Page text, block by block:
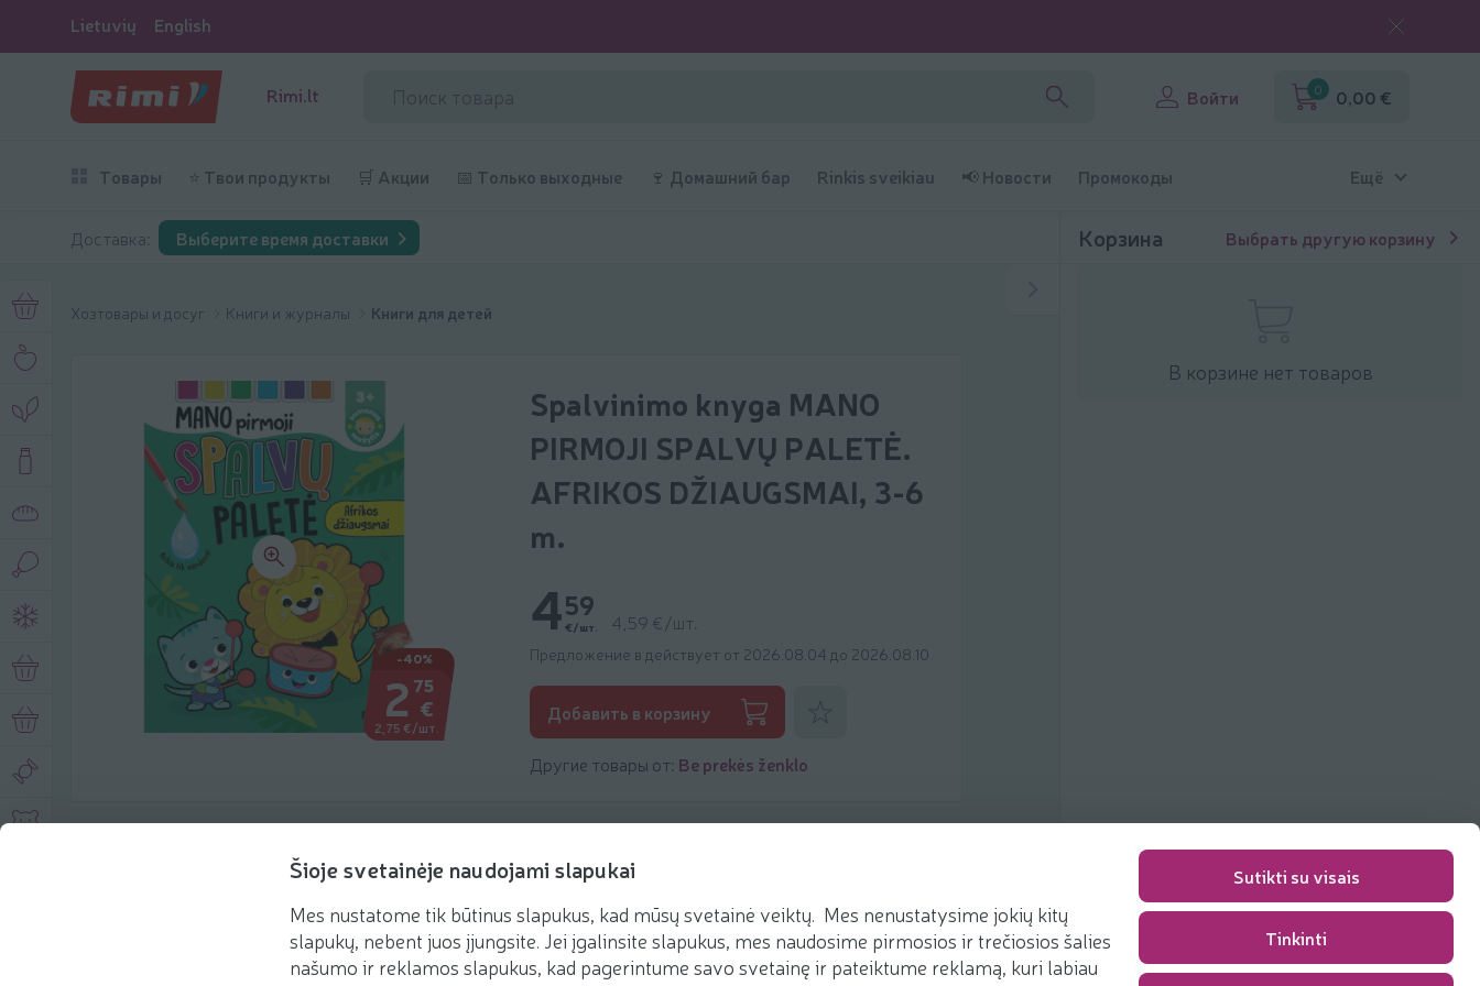
Šioje svetainėje naudojami slapukai
Mes nustatome tik būtinus slapukus, kad mūsų svetainė veiktų. Mes nenustatysime jokių kitų
slapukų, nebent juos įjungsite. Jei įgalinsite slapukus, mes naudosime pirmosios ir trečiosios šalies
našumo ir reklamos slapukus, kad pagerintume savo svetainę ir pateiktume reklamą, kuri labiau
Sutikti su visais
Tinkinti
Lietuvių English
Rimi.lt Войти 0 0,00 €
Товары ⭐ Твои продукты 🛒 Акции 📅 Только выходные 🍷 Домашний бар Rinkis sveikiau 📢 Новости Промокоды Ещё
Доставка: Выберите время доставки
Хозтовары и досуг Книги и журналы Книги для детей
-40%
2 75
€
2,75 €/шт.
Spalvinimo knyga MANO
PIRMOJI SPALVŲ PALETĖ.
AFRIKOS DŽIAUGSMAI, 3-6
m.
459
€/шт. 4,59 €/шт.
Предложение в действует от 2026.08.04 до 2026.08.10
Добавить в корзину
Другие товары от: Be prekės ženklo
Описание продукта
Рекомендации
Корзина Выбрать другую корзину
В корзине нет товаров
Упаковка 0,00 €
Сумма 0,00 €